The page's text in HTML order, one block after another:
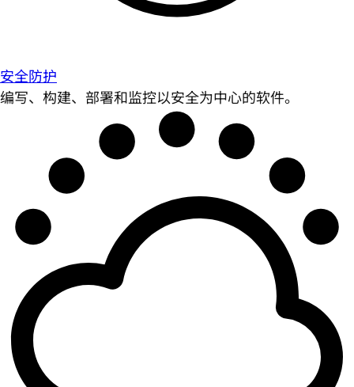
安全防护
编写、构建、部署和监控以安全为中心的软件。